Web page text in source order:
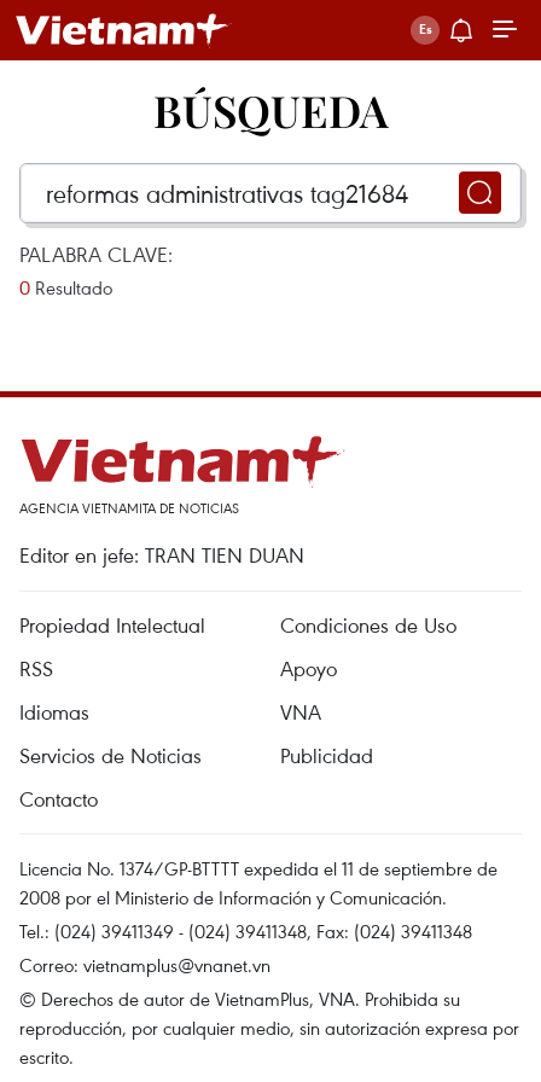
BÚSQUEDA
PALABRA CLAVE:
0 Resultado
AGENCIA VIETNAMITA DE NOTICIAS
Editor en jefe: TRAN TIEN DUAN
Propiedad Intelectual
Condiciones de Uso
RSS
Apoyo
Idiomas
VNA
Servicios de Noticias
Publicidad
Contacto
Licencia No. 1374/GP-BTTTT expedida el 11 de septiembre de
2008 por el Ministerio de Información y Comunicación.
Tel.: (024) 39411349 - (024) 39411348, Fax: (024) 39411348
Correo: vietnamplus@vnanet.vn
© Derechos de autor de VietnamPlus, VNA. Prohibida su
reproducción, por cualquier medio, sin autorización expresa por
escrito.